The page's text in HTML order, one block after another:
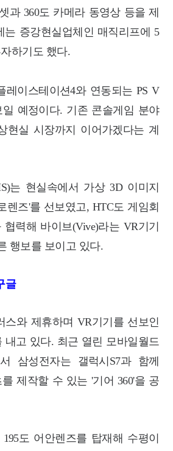
과 360도 카메라 동영상 등을 제
는 증강현실업체인 매직리프에 5
하기도 했다.
레이스테이션4와 연동되는 PS V
예정이다. 기존 콘솔게임 분야
현실 시장까지 이어가겠다는 계
는 현실속에서 가상 3D 이미지
렌즈'를 선보였고, HTC도 게임회
협력해 바이브(Vive)라는 VR기기
행보를 보이고 있다.
글
스와 제휴하며 VR기기를 선보인
내고 있다. 최근 열린 모바일월드
삼성전자는 갤럭시S7과 함께
제작할 수 있는 '기어 360'을 공
도 어안렌즈를 탑재해 수평이